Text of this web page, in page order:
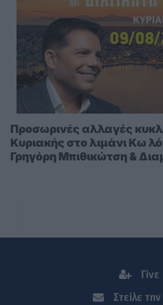
Προσωρινές αλλαγές
Κυριακής στο λιμάνι Κω
Γρηγόρη Μπιθικώτση &
Στείλε